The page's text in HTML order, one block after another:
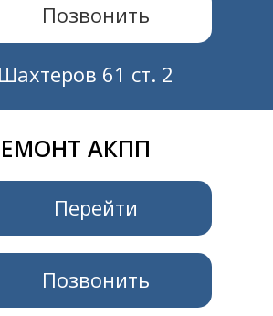
Позвонить
61 ст. 2
АКПП
Перейти
Позвонить